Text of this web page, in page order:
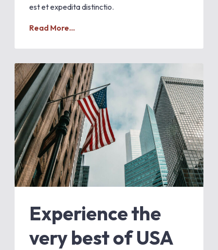
est et expedita distinctio.
Read More...
Experience the
very best of USA